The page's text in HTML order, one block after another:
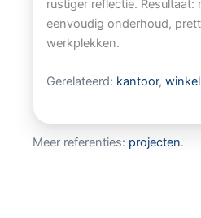
rustiger reflectie. Resultaat:
eenvoudig onderhoud,
werkplekken.
Gerelateerd: kantoor, winkel
Meer referenties: projecten.